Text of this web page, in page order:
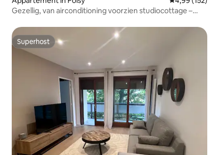
Gezellig, van airconditioning voorzien studiocottage –
Superhost
Superhost